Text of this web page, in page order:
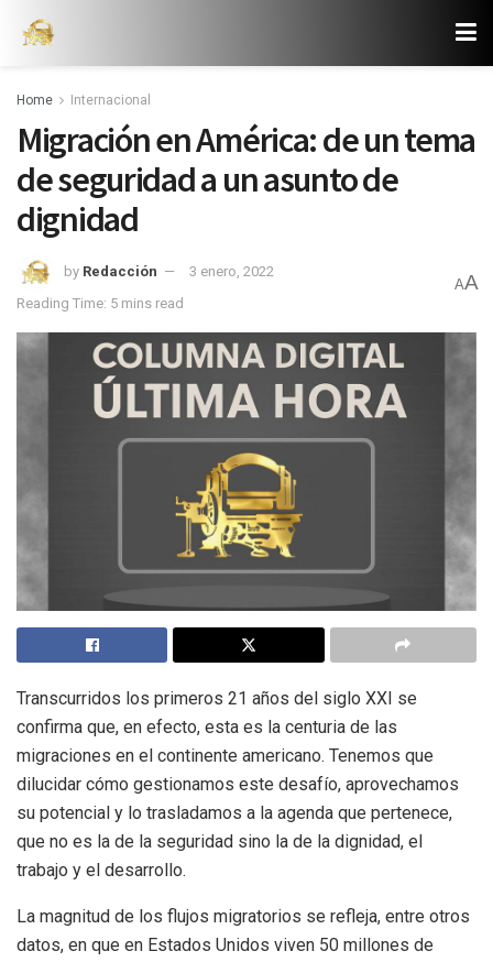
Home Internacional
Migración en América: de un tema
de seguridad a un asunto de
dignidad
by Redacción
3 enero, 2022
Reading Time: 5 mins read
AA
Transcurridos los primeros 21 años del siglo XXI se
confirma que, en efecto, esta es la centuria de las
migraciones en el continente americano. Tenemos que
dilucidar cómo gestionamos este desafío, aprovechamos
su potencial y lo trasladamos a la agenda que pertenece,
que no es la de la seguridad sino la de la dignidad, el
trabajo y el desarrollo.
La magnitud de los flujos migratorios se refleja, entre otros
datos, en que en Estados Unidos viven 50 millones de